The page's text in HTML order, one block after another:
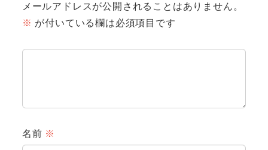
メールアドレスが公開されることはありません。
※ が付いている欄は必須項目です
名前 ※